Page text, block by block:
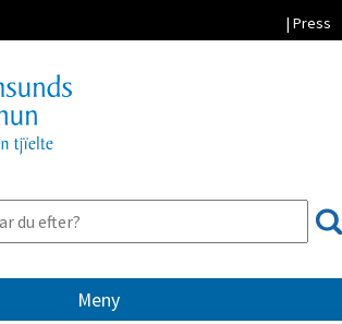
| Press
Meny